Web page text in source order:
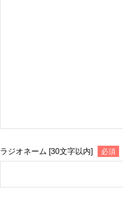
ラジオネーム [30文字以内] 必須